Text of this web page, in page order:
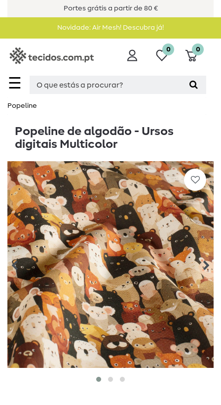
Portes grátis a partir de 80 €
Novidade: Air Mesh! Descubra já!
☰
0 0
Popeline
Popeline de algodão - Ursos
digitais Multicolor